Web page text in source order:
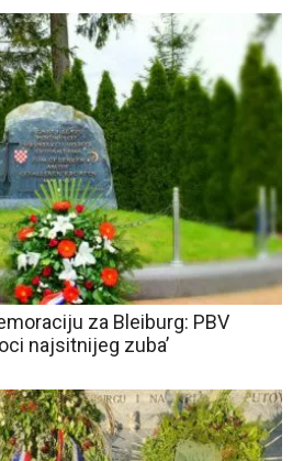
za Bleiburg: PBV
najsitnijeg zuba’